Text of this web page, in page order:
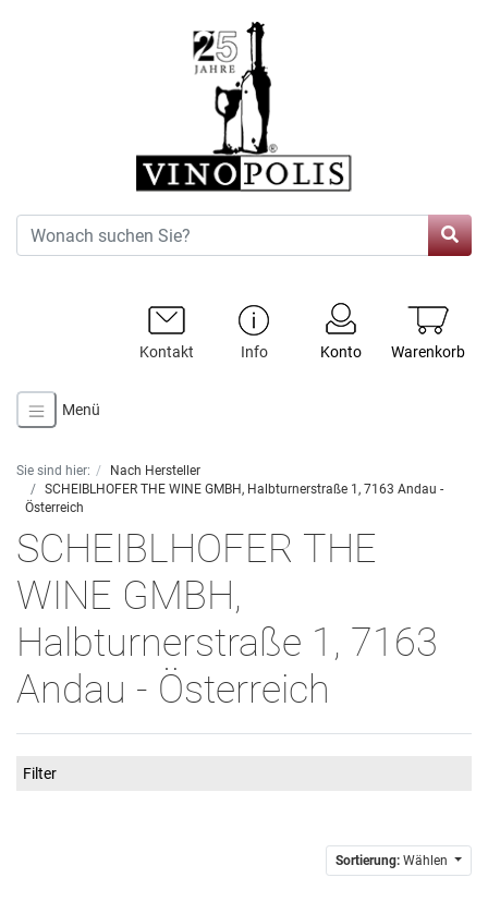
Warenkorb
Konto
Info
Kontakt
Menü
Sie sind hier:
Nach Hersteller
SCHEIBLHOFER THE WINE GMBH, Halbturnerstraße 1, 7163 Andau -
Österreich
SCHEIBLHOFER THE
WINE GMBH,
Halbturnerstraße 1, 7163
Andau - Österreich
Filter
Sortierung: Wählen